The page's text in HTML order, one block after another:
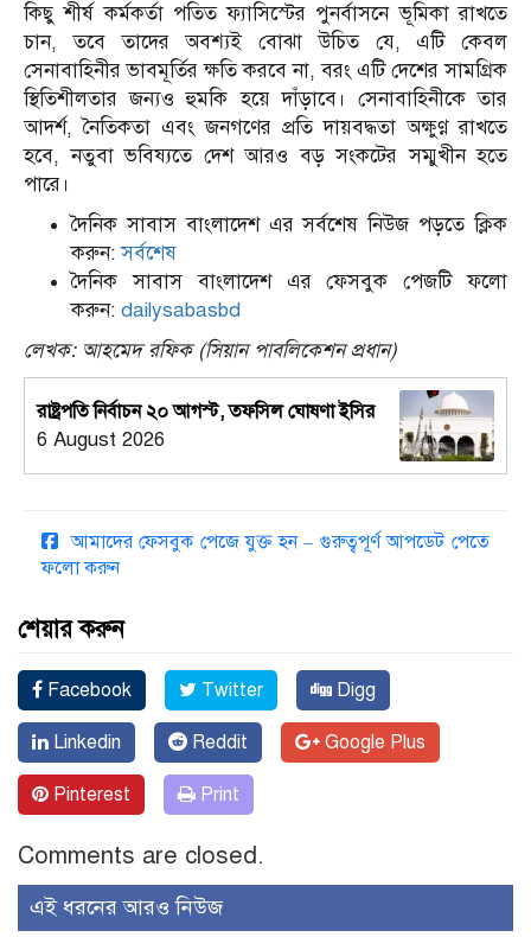
কিছু শীর্ষ কর্মকর্তা পতিত ফ্যাসিস্টের পুনর্বাসনে ভূমিকা রাখতে
চান, তবে তাদের অবশ্যই বোঝা উচিত যে, এটি কেবল
সেনাবাহিনীর ভাবমূর্তির ক্ষতি করবে না, বরং এটি দেশের সামগ্রিক
স্থিতিশীলতার জন্যও হুমকি হয়ে দাঁড়াবে। সেনাবাহিনীকে তার
আদর্শ, নৈতিকতা এবং জনগণের প্রতি দায়বদ্ধতা অক্ষুণ্ণ রাখতে
হবে, নতুবা ভবিষ্যতে দেশ আরও বড় সংকটের সম্মুখীন হতে
পারে।
দৈনিক সাবাস বাংলাদেশ এর সর্বশেষ নিউজ পড়তে ক্লিক
করুন:সর্বশেষ
দৈনিক সাবাস বাংলাদেশ এর ফেসবুক পেজটি ফলো
করুন: dailysabasbd
লেখক: আহমেদ রফিক (সিয়ান পাবলিকেশন প্রধান)
রাষ্ট্রপতি নির্বাচন ২০ আগস্ট, তফসিল ঘোষণা ইসির
6 August 2026
আমাদের ফেসবুক পেজে যুক্ত হন – গুরুত্বপূর্ণ আপডেট পেতে
ফলো করুন
শেয়ার করুন
Facebook Twitter Digg
Linkedin Reddit Google Plus
Pinterest Print
Comments are closed.
এই ধরনের আরও নিউজ